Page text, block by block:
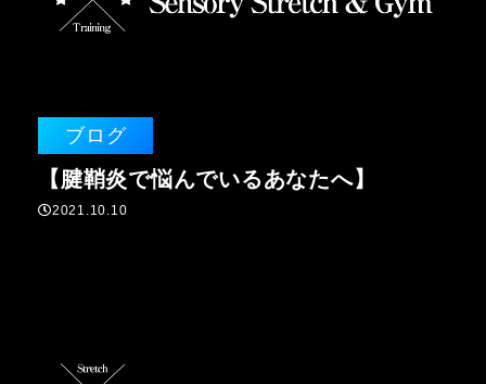
ブログ
【腱鞘炎で悩んでいるあなたへ】
2021.10.10